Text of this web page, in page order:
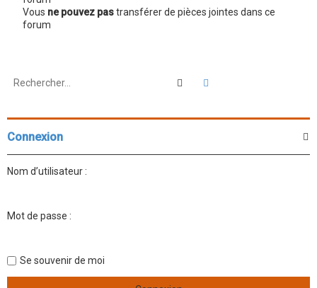
Vous ne pouvez pastransférer de pièces jointes dans ce
forum
Rechercher
Connexion
Nom d’utilisateur :
Mot de passe :
Se souvenir de moi